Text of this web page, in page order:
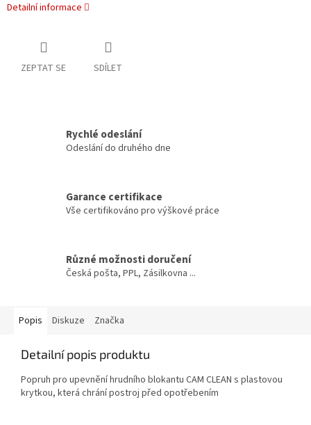
Detailní informace
ZEPTAT SE SDÍLET
Rychlé odeslání
Odeslání do druhého dne
Garance certifikace
Vše certifikováno pro výškové práce
Různé možnosti doručení
Česká pošta, PPL, Zásilkovna ...
Popis Diskuze Značka
Detailní popis produktu
Popruh pro upevnění hrudního blokantu CAM CLEAN s plastovou
krytkou, která chrání postroj před opotřebením